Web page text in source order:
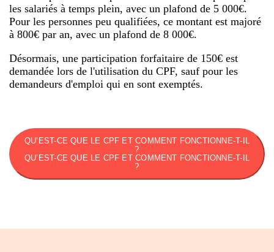
les salariés à temps plein, avec un plafond de 5 000€.
Pour les personnes peu qualifiées, ce montant est majoré
à 800€ par an, avec un plafond de 8 000€.
Désormais, une participation forfaitaire de 150€ est
demandée lors de l'utilisation du CPF, sauf pour les
demandeurs d'emploi qui en sont exemptés.
QU’EST-CE QUE LE CPF ET COMMENT FONCTIONNE-T-IL
?
QU’EST-CE QUE LE CPF ET COMMENT FONCTIONNE-T-IL
?